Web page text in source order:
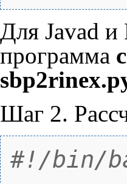
Для Javad и
программа
Шаг 2.
#!/bin/